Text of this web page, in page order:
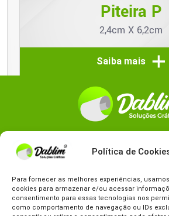
Política de
Para fornecer as melhores experiências,
cookies para armazenar e/ou acessar
consentimento para essas tecnologias nos
como comportamento de navegação ou IDs
Piteira P
2,4cm X 6,2cm
Saiba mais
nas redes sociais.